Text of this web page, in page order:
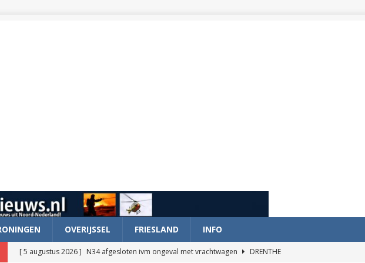
OVERIJSSEL FRIESLAND INFO
[ 5 augustus 2026 ] N34 afgesloten ivm ongeval met vrachtwagen
DRENTHE